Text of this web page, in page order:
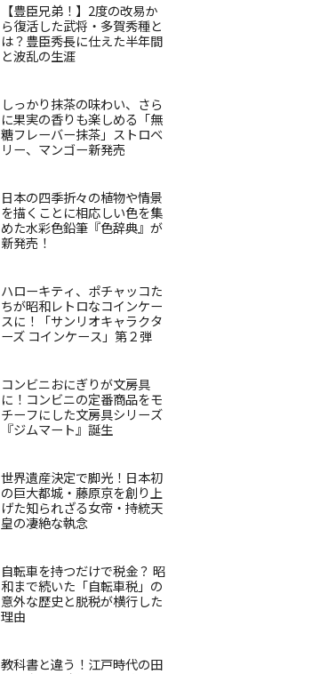
【豊臣兄弟！】2度の改易か
ら復活した武将・多賀秀種と
は？豊臣秀長に仕えた半年間
と波乱の生涯
しっかり抹茶の味わい、さら
に果実の香りも楽しめる「無
糖フレーバー抹茶」ストロベ
リー、マンゴー新発売
日本の四季折々の植物や情景
を描くことに相応しい色を集
めた水彩色鉛筆『色辞典』が
新発売！
ハローキティ、ポチャッコた
ちが昭和レトロなコインケー
スに！「サンリオキャラクタ
ーズ コインケース」第２弾
コンビニおにぎりが文房具
に！コンビニの定番商品をモ
チーフにした文房具シリーズ
『ジムマート』誕生
世界遺産決定で脚光！日本初
の巨大都城・藤原京を創り上
げた知られざる女帝・持統天
皇の凄絶な執念
自転車を持つだけで税金？ 昭
和まで続いた「自転車税」の
意外な歴史と脱税が横行した
理由
教科書と違う！江戸時代の田